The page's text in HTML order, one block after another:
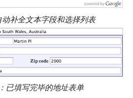
动补全文本字段和选择列表
已填写完毕的地址表单